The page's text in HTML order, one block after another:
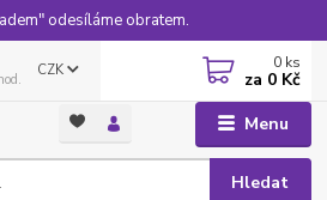
odesíláme obratem.
Menu
CZK
Hledat
0 ks
za 0 Kč